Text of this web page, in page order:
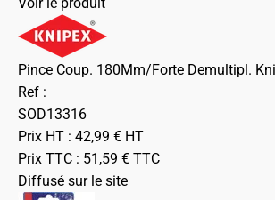
Pince Coup. 180Mm/Forte Demultipl.
Ref :
SOD13316
Prix HT : 42,99 € HT
Prix TTC : 51,59 € TTC
Diffusé sur le site